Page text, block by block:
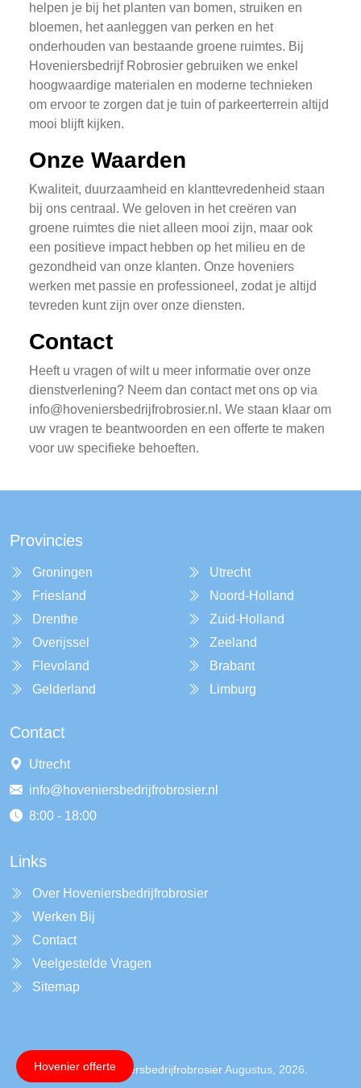
helpen je bij het planten van bomen, struiken en
bloemen, het aanleggen van perken en het
onderhouden van bestaande groene ruimtes. Bij
Hoveniersbedrijf Robrosier gebruiken we enkel
hoogwaardige materialen en moderne technieken
om ervoor te zorgen dat je tuin of parkeerterrein altijd
mooi blijft kijken.
Onze Waarden
Kwaliteit, duurzaamheid en klanttevredenheid staan
bij ons centraal. We geloven in het creëren van
groene ruimtes die niet alleen mooi zijn, maar ook
een positieve impact hebben op het milieu en de
gezondheid van onze klanten. Onze hoveniers
werken met passie en professioneel, zodat je altijd
tevreden kunt zijn over onze diensten.
Contact
Heeft u vragen of wilt u meer informatie over onze
dienstverlening? Neem dan contact met ons op via
info@hoveniersbedrijfrobrosier.nl . We staan klaar om
uw vragen te beantwoorden en een offerte te maken
voor uw specifieke behoeften.
Provincies
Groningen
Friesland
Drenthe
Overijssel
Flevoland
Gelderland
Utrecht
Noord-Holland
Zuid-Holland
Zeeland
Brabant
Limburg
Contact
Utrecht
info@hoveniersbedrijfrobrosier.nl
8:00 - 18:00
Links
Over Hoveniersbedrijfrobrosier
Werken Bij
Contact
Veelgestelde Vragen
Sitemap
Copyright ©HoveniersbedrijfrobrosierAugustus, 2026.
Hovenier offerte